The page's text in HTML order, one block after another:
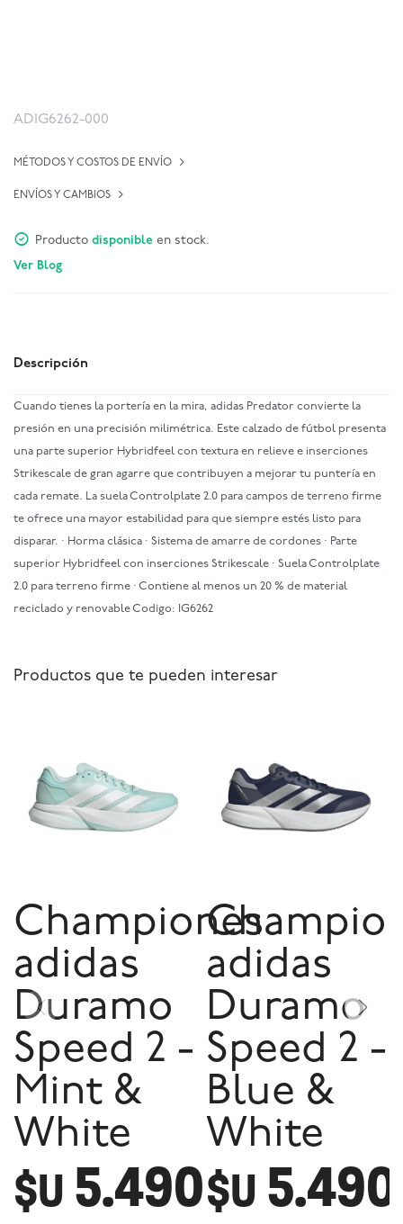
ADIG6262-000
MÉTODOS Y COSTOS DE ENVÍO
ENVÍOS Y CAMBIOS
Producto disponible en stock.
Ver Blog
Descripción
Cuando tienes la portería en la mira, adidas Predator convierte la
presión en una precisión milimétrica. Este calzado de fútbol presenta
una parte superior Hybridfeel con textura en relieve e inserciones
Strikescale de gran agarre que contribuyen a mejorar tu puntería en
cada remate. La suela Controlplate 2.0 para campos de terreno firme
te ofrece una mayor estabilidad para que siempre estés listo para
disparar. · Horma clásica · Sistema de amarre de cordones · Parte
superior Hybridfeel con inserciones Strikescale · Suela Controlplate
2.0 para terreno firme · Contiene al menos un 20 % de material
reciclado y renovable Codigo: IG6262
Productos que te pueden interesar
Championes
adidas
Duramo
Speed 2 -
Mint &
White
$U 5.490
adidas
Duramo
Speed 2 -
Blue &
White
$U 5.490